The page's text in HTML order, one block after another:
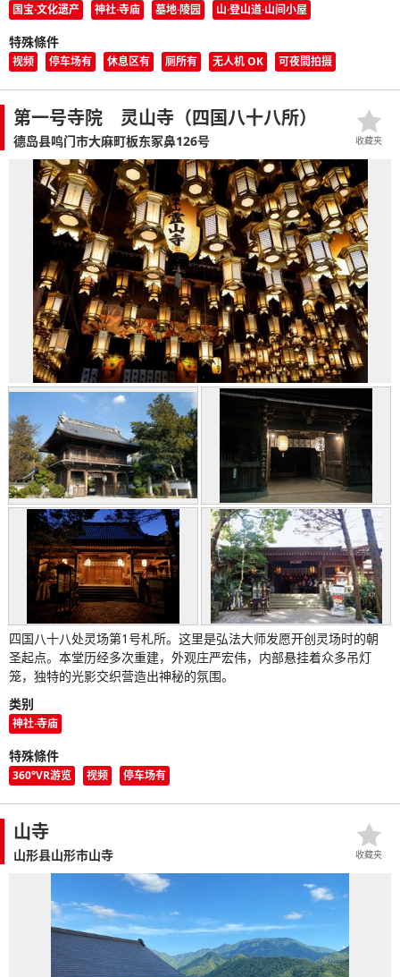
国宝·文化遗产 神社·寺庙 墓地·陵园 山·登山道·山间小屋
特殊條件
视频 停车场有 休息区有 厕所有 无人机 OK 可夜間拍摄
第一号寺院 灵山寺（四国八十八所）
德岛县鸣门市大麻町板东冢鼻126号
四国八十八处灵场第1号札所。这里是弘法大师发愿开创灵场时的朝
圣起点。本堂历经多次重建，外观庄严宏伟，内部悬挂着众多吊灯
笼，独特的光影交织营造出神秘的氛围。
类别
神社·寺庙
特殊條件
360°VR游览 视频 停车场有
收藏夹
山寺
山形县山形市山寺 收藏夹